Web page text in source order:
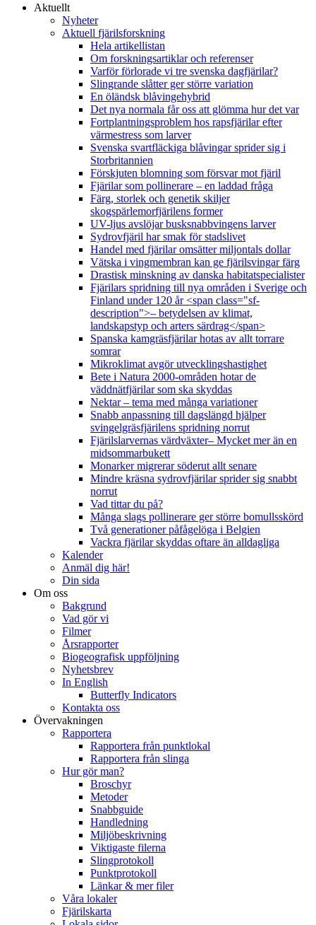
Aktuellt
Nyheter
Aktuell fjärilsforskning
Hela artikellistan
Om forskningsartiklar och referenser
Varför förlorade vi tre svenska dagfjärilar?
Slingrande slåtter ger större variation
En öländsk blåvingehybrid
Det nya normala får oss att glömma hur det var
Fortplantningsproblem hos rapsfjärilar efter
värmestress som larver
Svenska svartfläckiga blåvingar sprider sig i
Storbritannien
Förskjuten blomning som försvar mot fjäril
Fjärilar som pollinerare – en laddad fråga
Färg, storlek och genetik skiljer
skogspärlemorfjärilens former
UV-ljus avslöjar busksnabbvingens larver
Sydrovfjäril har smak för stadslivet
Handel med fjärilar omsätter miljontals dollar
Vätska i vingmembran kan ge fjärilsvingar färg
Drastisk minskning av danska habitatspecialister
Fjärilars spridning till nya områden i Sverige och
Finland under 120 år <span class="sf-
description">– betydelsen av klimat,
landskapstyp och arters särdrag</span>
Spanska kamgräsfjärilar hotas av allt torrare
somrar
Mikroklimat avgör utvecklingshastighet
Bete i Natura 2000-områden hotar de
väddnätfjärilar som ska skyddas
Nektar – tema med många variationer
Snabb anpassning till dagslängd hjälper
svingelgräsfjärilens spridning norrut
Fjärilslarvernas värdväxter– Mycket mer än en
midsommarbukett
Monarker migrerar söderut allt senare
Mindre kräsna sydrovfjärilar sprider sig snabbt
norrut
Vad tittar du på?
Många slags pollinerare ger större bomullsskörd
Två generationer påfågelöga i Belgien
Vackra fjärilar skyddas oftare än alldagliga
Kalender
Anmäl dig här!
Din sida
Om oss
Bakgrund
Vad gör vi
Filmer
Årsrapporter
Biogeografisk uppföljning
Nyhetsbrev
In English
Butterfly Indicators
Kontakta oss
Övervakningen
Rapportera
Rapportera från punktlokal
Rapportera från slinga
Hur gör man?
Broschyr
Metoder
Snabbguide
Handledning
Miljöbeskrivning
Viktigaste filerna
Slingprotokoll
Punktprotokoll
Länkar & mer filer
Våra lokaler
Fjärilskarta